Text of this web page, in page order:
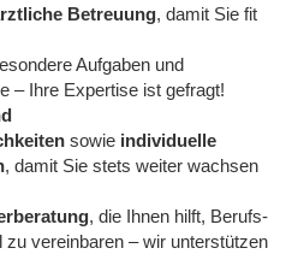
Betreuung, damit Sie fit
Aufgaben und
– Ihre Expertise ist gefragt!
sowie individuelle
, damit Sie stets weiter wachsen
, die Ihnen hilft, Berufs-
zu vereinbaren – wir unterstützen